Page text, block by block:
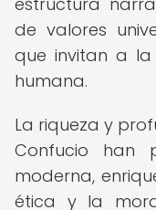
de valores
que invitan a la
humana.
La riqueza y
Confucio han
moderna,
ética y la